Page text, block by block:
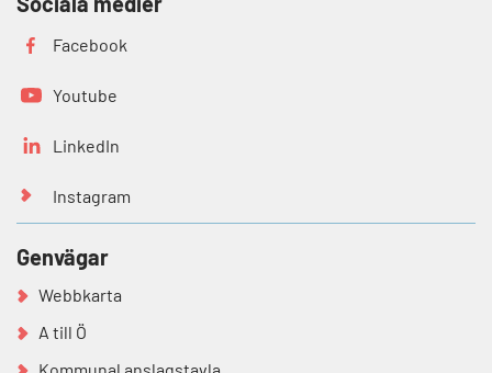
Facebook
Youtube
LinkedIn
Instagram
Genvägar
Webbkarta
A till Ö